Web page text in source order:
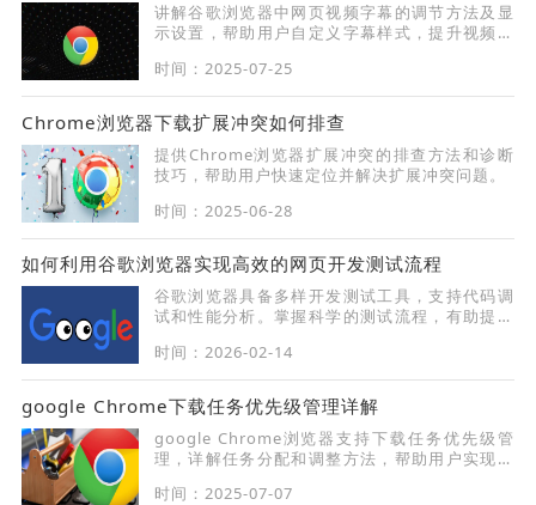
讲解谷歌浏览器中网页视频字幕的调节方法及显
示设置，帮助用户自定义字幕样式，提升视频观
时间：2025-07-25
Chrome浏览器下载扩展冲突如何排查
提供Chrome浏览器扩展冲突的排查方法和诊断
技巧，帮助用户快速定位并解决扩展冲突问题。
时间：2025-06-28
如何利用谷歌浏览器实现高效的网页开发测试流程
谷歌浏览器具备多样开发测试工具，支持代码调
试和性能分析。掌握科学的测试流程，有助提升
时间：2026-02-14
google Chrome下载任务优先级管理详解
google Chrome浏览器支持下载任务优先级管
理，详解任务分配和调整方法，帮助用户实现多
时间：2025-07-07